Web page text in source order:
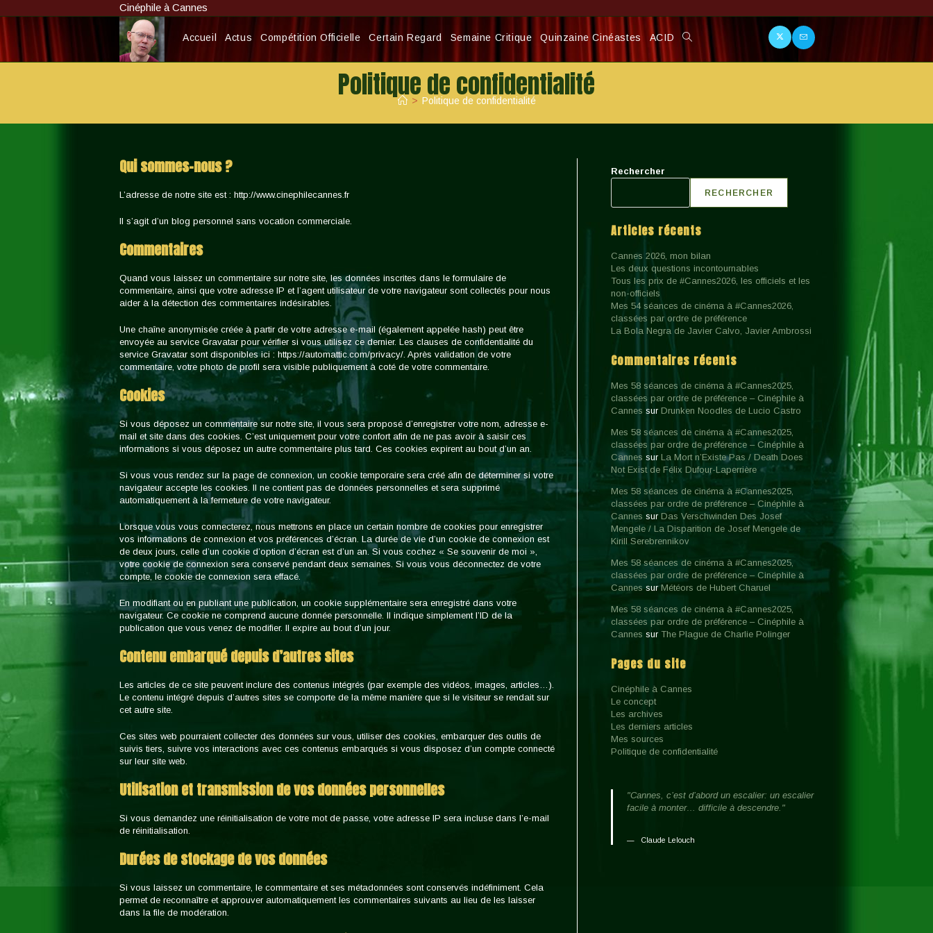
to
Cinéphile à Cannes
Accueil Actus Compétition Officielle Certain Regard Semaine Critique Quinzaine Cinéastes ACID Toggle
Politique de confidentialité
> Politique de confidentialité
Qui sommes-nous ?
L’adresse de notre site est : http://www.cinephilecannes.fr
Il s’agit d’un blog personnel sans vocation commerciale.
Commentaires
Quand vous laissez un commentaire sur notre site, les données inscrites dans le formulaire de
commentaire, ainsi que votre adresse IP et l’agent utilisateur de votre navigateur sont collectés pour nous
aider à la détection des commentaires indésirables.
Une chaîne anonymisée créée à partir de votre adresse e-mail (également appelée hash) peut être
envoyée au service Gravatar pour vérifier si vous utilisez ce dernier. Les clauses de confidentialité du
service Gravatar sont disponibles ici : https://automattic.com/privacy/. Après validation de votre
commentaire, votre photo de profil sera visible publiquement à coté de votre commentaire.
Cookies
Si vous déposez un commentaire sur notre site, il vous sera proposé d’enregistrer votre nom, adresse e-
mail et site dans des cookies. C’est uniquement pour votre confort afin de ne pas avoir à saisir ces
informations si vous déposez un autre commentaire plus tard. Ces cookies expirent au bout d’un an.
Si vous vous rendez sur la page de connexion, un cookie temporaire sera créé afin de déterminer si votre
navigateur accepte les cookies. Il ne contient pas de données personnelles et sera supprimé
automatiquement à la fermeture de votre navigateur.
Lorsque vous vous connecterez, nous mettrons en place un certain nombre de cookies pour enregistrer
vos informations de connexion et vos préférences d’écran. La durée de vie d’un cookie de connexion est
de deux jours, celle d’un cookie d’option d’écran est d’un an. Si vous cochez « Se souvenir de moi »,
votre cookie de connexion sera conservé pendant deux semaines. Si vous vous déconnectez de votre
compte, le cookie de connexion sera effacé.
En modifiant ou en publiant une publication, un cookie supplémentaire sera enregistré dans votre
navigateur. Ce cookie ne comprend aucune donnée personnelle. Il indique simplement l’ID de la
publication que vous venez de modifier. Il expire au bout d’un jour.
Contenu embarqué depuis d’autres sites
Les articles de ce site peuvent inclure des contenus intégrés (par exemple des vidéos, images, articles…).
Le contenu intégré depuis d’autres sites se comporte de la même manière que si le visiteur se rendait sur
cet autre site.
Ces sites web pourraient collecter des données sur vous, utiliser des cookies, embarquer des outils de
suivis tiers, suivre vos interactions avec ces contenus embarqués si vous disposez d’un compte connecté
sur leur site web.
Utilisation et transmission de vos données personnelles
Si vous demandez une réinitialisation de votre mot de passe, votre adresse IP sera incluse dans l’e-mail
de réinitialisation.
Durées de stockage de vos données
Si vous laissez un commentaire, le commentaire et ses métadonnées sont conservés indéfiniment. Cela
permet de reconnaître et approuver automatiquement les commentaires suivants au lieu de les laisser
dans la file de modération.
Rechercher
RECHERCHER
Articles récents
Cannes 2026, mon bilan
Les deux questions incontournables
Tous les prix de #Cannes2026, les officiels et les
non-officiels
Mes 54 séances de cinéma à #Cannes2026,
classées par ordre de préférence
La Bola Negra de Javier Calvo, Javier Ambrossi
Commentaires récents
Mes 58 séances de cinéma à #Cannes2025,
classées par ordre de préférence – Cinéphile à
Cannes sur Drunken Noodles de Lucio Castro
Mes 58 séances de cinéma à #Cannes2025,
classées par ordre de préférence – Cinéphile à
Cannes sur La Mort n’Existe Pas / Death Does
Not Exist de Félix Dufour-Laperrière
Mes 58 séances de cinéma à #Cannes2025,
classées par ordre de préférence – Cinéphile à
Cannes sur Das Verschwinden Des Josef
Mengele / La Disparition de Josef Mengele de
Kirill Serebrennikov
Mes 58 séances de cinéma à #Cannes2025,
classées par ordre de préférence – Cinéphile à
CannessurMétéors de Hubert Charuel
Mes 58 séances de cinéma à #Cannes2025,
classées par ordre de préférence – Cinéphile à
Cannes sur The Plague de Charlie Polinger
Pages du site
Cinéphile à Cannes
Le concept
Les archives
Les derniers articles
Mes sources
Politique de confidentialité
"Cannes, c’est d’abord un escalier: un escalier
facile à monter… difficile à descendre."
Claude Lelouch